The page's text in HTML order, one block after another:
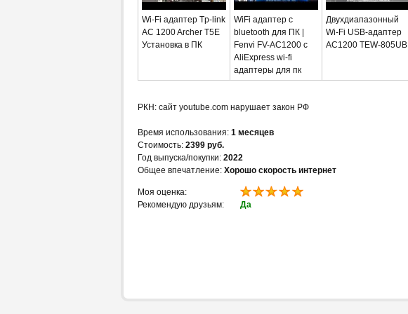
Wi-Fi адаптер Tp-link
AC 1200 Archer T5E
Установка в ПК
WiFi адаптер с
bluetooth для ПК |
Fenvi FV-AC1200 с
AliExpress wi-fi
адаптеры для пк
Двухдиапазонный
Wi-Fi USB-адаптер
AC1200 TEW-805UB
РКН: сайт youtube.com нарушает закон РФ
Время использования: 1 месяцев
Стоимость: 2399 руб.
Год выпуска/покупки: 2022
Общее впечатление: Хорошо скорость интернет
Моя оценка:
Рекомендую друзьям:
Да